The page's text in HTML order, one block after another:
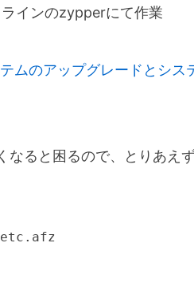
インのzypperにて作業
ムのアップグレードとシス
なると困るので、とりあえ